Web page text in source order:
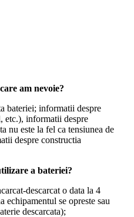
am nevoie?
bateriei; informatii despre
etc.), informatii despre
nu este la fel ca tensiunea de
despre constructia
a bateriei?
descarcat o data la 4
echipamentul se opreste sau
descarcata);